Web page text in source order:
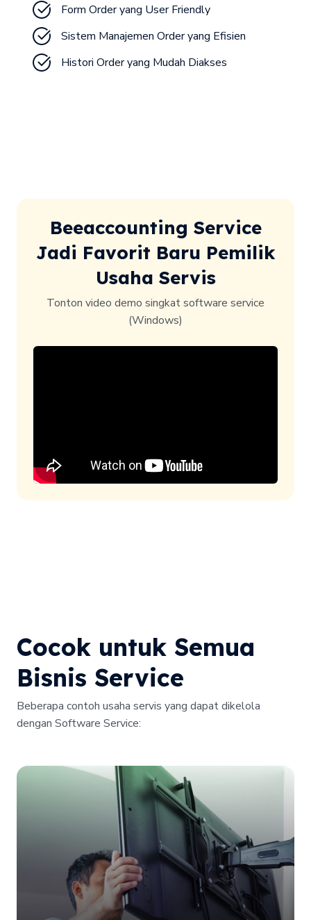
Form Order yang User Friendly
Sistem Manajemen Order yang Efisien
Beeaccounting Service
Jadi Favorit Baru Pemilik
Usaha Servis
Tonton video demo singkat software service
(Windows)
Cocok untuk Semua
Bisnis Service
Beberapa contoh usaha servis yang dapat dikelola
dengan Software Service: